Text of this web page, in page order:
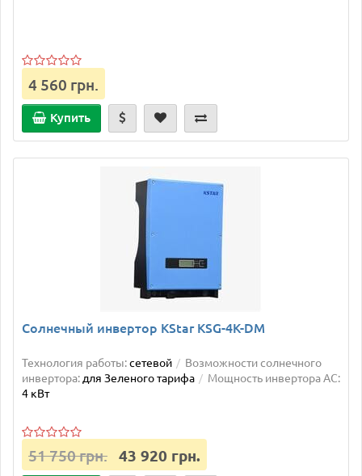
4 560 грн.
Купить
Солнечный инвертор KStar KSG-4K-DM
Технология работы:сетевой
Возможности солнечного
инвертора: для Зеленого тарифа
Мощность инвертора AC:
4 кВт
51 750 грн. 43 920 грн.